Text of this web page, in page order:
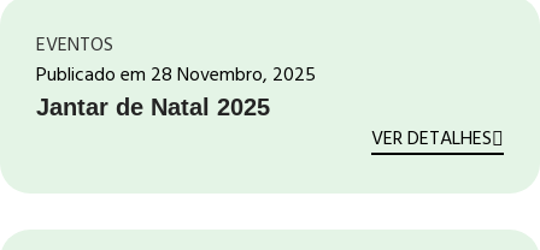
EVENTOS
Publicado em 28 Novembro, 2025
Jantar de Natal 2025
VER DETALHES